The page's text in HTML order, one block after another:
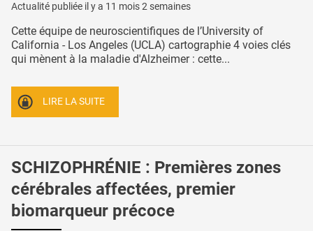
Actualité publiée il y a 11 mois 2 semaines
Cette équipe de neuroscientifiques de l’University of
California - Los Angeles (UCLA) cartographie 4 voies clés
qui mènent à la maladie d'Alzheimer : cette...
LIRE LA SUITE
SCHIZOPHRÉNIE : Premières zones
cérébrales affectées, premier
biomarqueur précoce